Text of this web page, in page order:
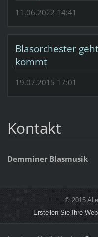
11.06.2022 14:41
Blasorchester
kommt
19.07.2015 17:01
Kontakt
Demminer Blasmusik
© 2015
Erstellen Sie Ihre